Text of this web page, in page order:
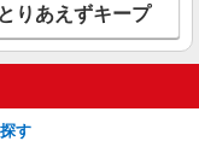
とりあえずキープ
す